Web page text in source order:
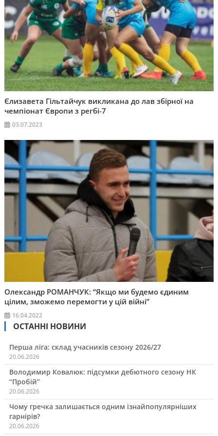
Єлизавета Гільтайчук викликана до лав збірної на
чемпіонат Європи з регбі-7
03.07.2023
Олександр РОМАНЧУК: “Якщо ми будемо єдиним
цілим, зможемо перемогти у цій війні”
16.04.2022
ОСТАННІ НОВИНИ
Перша ліга: склад учасників сезону 2026/27
20.06.2026
Володимир Ковалюк: підсумки дебютного сезону НК
“Пробій”
20.06.2026
Чому гречка залишається одним ізнайпопулярніших
гарнірів?
20.06.2026